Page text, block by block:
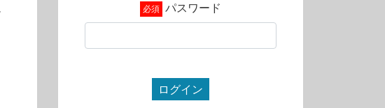
パスワード
ログイン